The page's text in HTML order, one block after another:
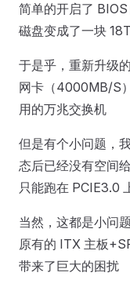
简单的开启了
磁盘变成了一块
于是乎，重新升级
网卡（4000MB/S
用的万兆交换机
但是有个小问题，
态后已经没有空间
只能跑在 PCIE3.0
当然，这都是小问
原有的 ITX 主板
带来了巨大的困扰